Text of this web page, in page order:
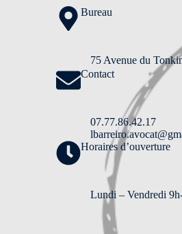
Bureau
75 Avenue du
Contact
07.77.86.42.17
Horaires d’ouverture
Lundi – Vendredi